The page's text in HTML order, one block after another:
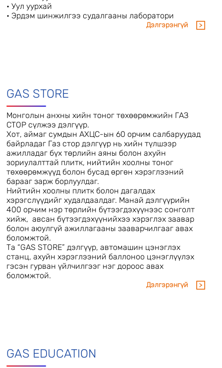
• Уул уурхай
• Эрдэм шинжилгээ судалгааны лаборатори
Дэлгэрэнгүй
GAS STORE
Монголын анхны хийн тоног төхөөрөмжийн ГАЗ
СТОР сүлжээ дэлгүүр.
Хот, аймаг сумдын АХЦС-ын 60 орчим салбаруудад
байрладаг Газ стор дэлгүүр нь хийн түлшээр
ажилладаг бүх төрлийн аяны болон ахуйн
зориулалттай плитк, нийтийн хоолны тоног
төхөөрөмжүүд болон бусад өргөн хэрэглээний
барааг зарж борлуулдаг.
Нийтийн хоолны плитк болон дагалдах
хэрэгслүүдийг худалдаалдаг. Манай дэлгүүрийн
400 орчим нэр төрлийн бүтээгдэхүүнээс сонголт
хийж, авсан бүтээгдэхүүнийхээ хэрэглэх заавар
болон аюулгүй ажиллагааны зааварчилгааг авах
боломжтой.
Та “GAS STORE” дэлгүүр, автомашин цэнэглэх
станц, ахуйн хэрэглээний баллоноо цэнэглүүлэх
гэсэн гурван үйлчилгээг нэг дороос авах
боломжтой.
Дэлгэрэнгүй
GAS EDUCATION